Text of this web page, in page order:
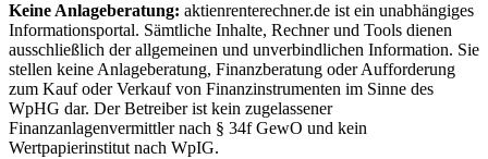
Keine Anlageberatung: aktienrenterechner.de ist ein unabhängiges
Informationsportal. Sämtliche Inhalte, Rechner und Tools dienen
ausschließlich der allgemeinen und unverbindlichen Information. Sie
stellen keine Anlageberatung, Finanzberatung oder Aufforderung
zum Kauf oder Verkauf von Finanzinstrumenten im Sinne des
WpHG dar. Der Betreiber ist kein zugelassener
Finanzanlagenvermittler nach § 34f GewO und kein
Wertpapierinstitut nach WpIG.